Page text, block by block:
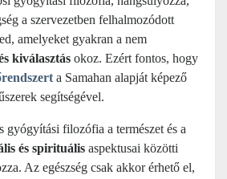
a szervezetben felhalmozódott
amelyeket gyakran a nem
kiválasztás okoz. Ezért fontos, hogy
a Samahan alapját képező
segítségével.
gyógyítási filozófia a természet és a
és spirituális aspektusai közötti
Az egészség csak akkor érhető el,